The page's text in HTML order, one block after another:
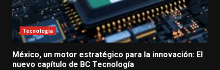
Tecnología
México, un motor estratégico para la innovación: El
nuevo capítulo de BC Tecnología